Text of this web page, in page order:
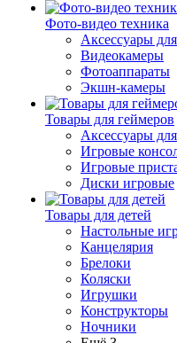
Фото-видео техника
Аксессуары
Видеокамеры
Фотоаппараты
Экшн-камеры
Товары для геймеров
Аксессуары
Игровые
Игровые
Диски игровые
Товары для детей
Настольные
Канцелярия
Брелоки
Коляски
Игрушки
Конструкторы
Ночники